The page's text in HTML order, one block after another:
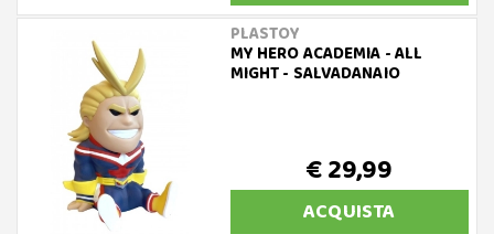
PLASTOY
MY HERO ACADEMIA - ALL
MIGHT - SALVADANAIO
€ 29,99
ACQUISTA